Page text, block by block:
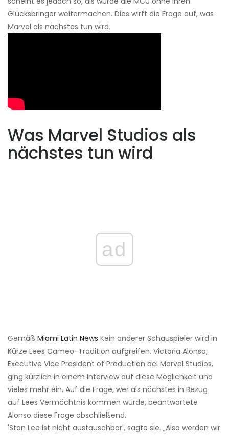
Glücksbringer weitermachen. Dies wirft die Frage auf, was
Marvel als nächstes tun wird.
Was Marvel Studios als
nächstes tun wird
ad
Gemäß Miami Latin News Kein anderer Schauspieler wird in
Kürze Lees Cameo-Tradition aufgreifen. Victoria Alonso,
Executive Vice President of Production bei Marvel Studios,
ging kürzlich in einem Interview auf diese Möglichkeit und
vieles mehr ein. Auf die Frage, wer als nächstes in Bezug
auf Lees Vermächtnis kommen würde, beantwortete
Alonso diese Frage abschließend.
'Stan Lee ist nicht austauschbar', sagte sie. „Also werden wir